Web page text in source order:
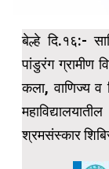
बेल्हे दि.१६:-
पांडुरंग ग्रामीण
कला, वाणिज्य व
श्रमसंस्कार